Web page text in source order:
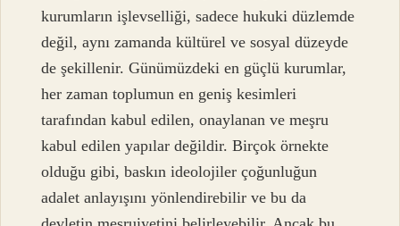
kurumların işlevselliği, sadece hukuki düzlemde
değil, aynı zamanda kültürel ve sosyal düzeyde
de şekillenir. Günümüzdeki en güçlü kurumlar,
her zaman toplumun en geniş kesimleri
tarafından kabul edilen, onaylanan ve meşru
kabul edilen yapılar değildir. Birçok örnekte
olduğu gibi, baskın ideolojiler çoğunluğun
adalet anlayışını yönlendirebilir ve bu da